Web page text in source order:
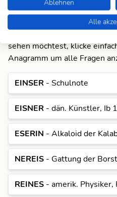
Für die Antwort "eisern" gibt
in der Datenbank. Pro
sehen möchtest, klicke
Anagramm um alle Fragen
EINSER - Schulnote
EISNER - dän. Künstler, Ib
ESERIN - Alkaloid der
NEREIS - Gattung der
REINES - amerik.
Ablehnen
Alle